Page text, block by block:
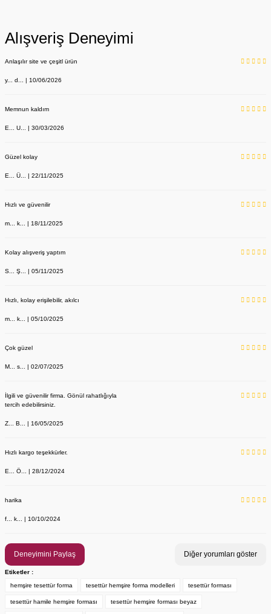
YENİ ÜRÜN
Labor Medikal Tekstil
199,00 TL
Alışveriş Deneyimi
Anlaşılır site ve çeşitl ürün
y... d... | 10/06/2026
Memnun kaldım
E... U... | 30/03/2026
Güzel kolay
E... Ü... | 22/11/2025
Hızlı ve güvenilir
m... k... | 18/11/2025
Kolay alışveriş yaptım
S... Ş... | 05/11/2025
Hızlı, kolay erişilebilir, akılcı
m... k... | 05/10/2025
Çok güzel
M... s... | 02/07/2025
İlgili ve güvenilir firma. Gönül rahatlığıyla
tercih edebilirsiniz.
Z... B... | 16/05/2025
Hızlı kargo teşekkürler.
E... Ö... | 28/12/2024
harika
f... k... | 10/10/2024
Deneyimini Paylaş Diğer yorumları göster
Etiketler :
hemşire tesettür forma
tesettür hemşire forma modelleri tesettür forması
tesettür hamile hemşire forması tesettür hemşire forması beyaz